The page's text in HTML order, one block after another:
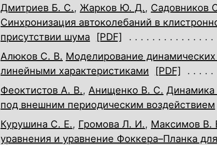
Дмитриев Б. С., Жарков Ю. Д., Садовников
Синхронизация автоколебаний в
присутствии шума
[PDF]
Алюков С. В. Моделирование
линейными характеристиками
[PDF]
Феоктистов А. В., Анищенко В. С.
под внешним периодическим воздействием
Курушина С. Е., Громова Л. И., Максимов В.
уравнения и уравнение Фоккера–Планка